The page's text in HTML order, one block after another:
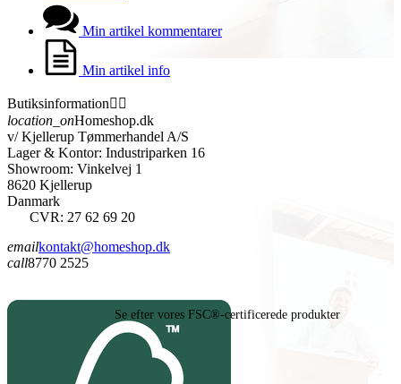
Min artikel kommentarer
Min artikel info
Butiksinformation 
location_onHomeshop.dk
v/ Kjellerup Tømmerhandel A/S
Lager & Kontor: Industriparken 16
Showroom: Vinkelvej 1
8620 Kjellerup
Danmark
CVR: 27 62 69 20
emailkontakt@homeshop.dk
call8770 2525
Se efter vores FSC®-certificerede produkter